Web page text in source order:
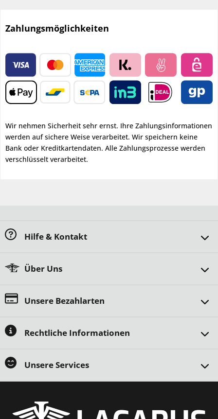
Zahlungsmöglichkeiten
Wir nehmen Sicherheit sehr ernst. Ihre Zahlungsinformationen
werden auf sichere Weise verarbeitet. Wir speichern keine
Bank oder Kreditkartendaten. Alle Zahlungsprozesse werden
verschlüsselt verarbeitet.
Hilfe & Kontakt
Über Uns
Unsere Bezahlarten
Rechtliche Informationen
Unsere Services